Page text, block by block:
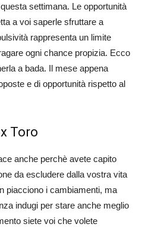
settimana. Le opportunità
a voi saperle sfruttare a
rappresenta un limite
ogni chance propizia. Ecco
a bada. Il mese appena
e di opportunità rispetto al
Toro
anche perchè avete capito
da escludere dalla vostra vita
piacciono i cambiamenti, ma
indugi per stare anche meglio
siete voi che volete